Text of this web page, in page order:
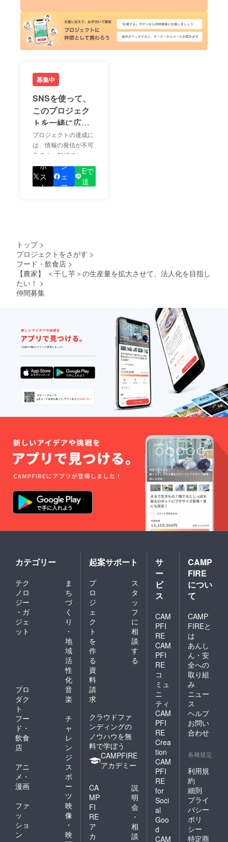
募集中
SNSを使って、
このプロジェク
トを一緒に広め
ましょう！
プロジェクトの達成に
は、情報の発信が不可
欠です。SNSでシェア
をして、あなたが応援
しているプロジェクト
の良さを知ってもらい
ポ
ス
ト
シ
ェ
ア
Eで
送
トップ >
プロジェクトをさがす >
フード・飲食店 >
【農家】 ＜干し芋＞の生産量を拡大させて、法人化を目指し
たい！ >
仲間募集
カテゴリー
テク
ノロ
ジー
・ガ
ジェ
ット
ま
ち
づ
く
り
・
地
域
活
性
化
プロ
ダク
ト
音
楽
フー
ド・
飲食
店
チ
ャ
レ
ン
ジ
アニ
メ・
漫画
ス
ポ
ー
ツ
ファ
ッ
ショ
ン
映
像
・
映
起案サポート
プ
ロ
ジ
ェ
ク
ト
を
作
る
ス
タ
ッ
フ
に
相
談
す
る
資
料
請
求
クラウドファ
ンディングの
ノウハウを無
料で学ぼう
CAMPFIRE
アカデミー
CA
MP
FI
RE
ア
カ
説
明
会
・
相
談
サ
ー
ビ
ス
CAM
PFI
RE
CAM
PFI
RE
コ
ミュ
ニ
ティ
CAM
PFI
RE
Crea
tion
CAM
PFI
RE
for
Soci
al
Goo
d
CAM
CAMP
FIRE
につい
て
CAMP
FIREと
は
あんし
ん・安
全への
取り組
み
ニュー
ス
ヘルプ
お問い
合わせ
各種規定
利用規
約
細則
プライ
バシー
ポリ
シー
特定商